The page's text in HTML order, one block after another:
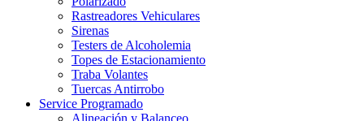
Rastreadores Vehiculares
Sirenas
Testers de Alcoholemia
Topes de Estacionamiento
Traba Volantes
Tuercas Antirrobo
Service Programado
Alineación y Balanceo